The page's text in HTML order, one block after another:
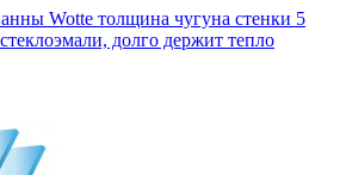
Wotte толщина чугуна стенки 5
долго держит тепло